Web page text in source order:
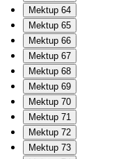
Mektup 64
Mektup 65
Mektup 66
Mektup 67
Mektup 68
Mektup 69
Mektup 70
Mektup 71
Mektup 72
Mektup 73